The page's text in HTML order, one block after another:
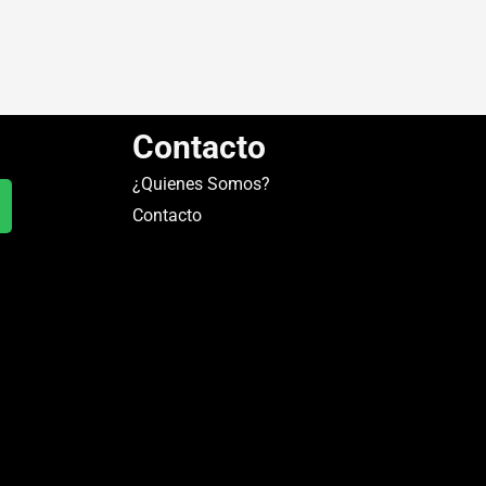
Contacto
¿Quienes Somos?
Contacto